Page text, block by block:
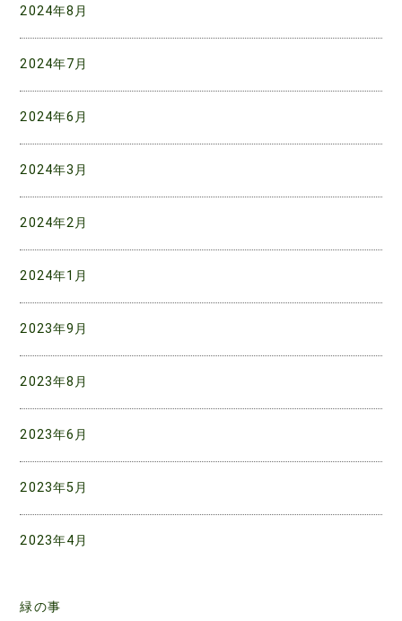
2024年8月
2024年7月
2024年6月
2024年3月
2024年2月
2024年1月
2023年9月
2023年8月
2023年6月
2023年5月
2023年4月
緑の事